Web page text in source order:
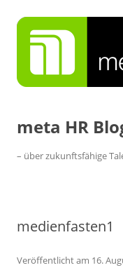
Inhalt
springen
meta HR
– über zukunftsfähige
medienfasten1
Veröffentlicht am 16.